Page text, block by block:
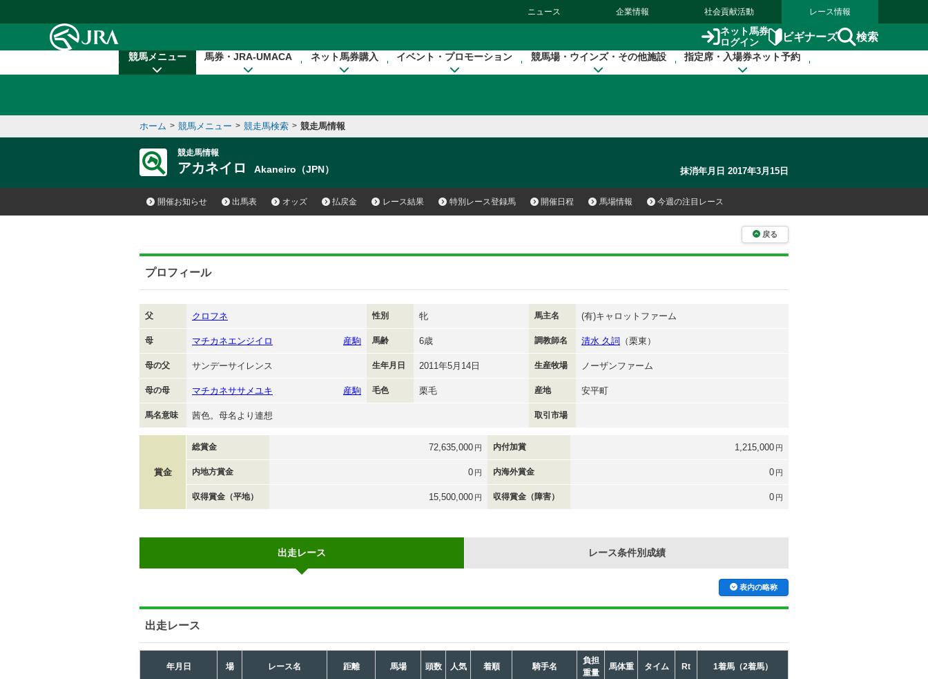
ニュース 企業情報 社会貢献活動 レース情報
ネット馬券
ログイン
ビギナーズ 検索
競馬メニュー 馬券・JRA-UMACA ネット馬券購入 イベント・プロモーション 競馬場・ウインズ・その他施設 指定席・入場券ネット予約
ホーム > 競馬メニュー > 競走馬検索 > 競走馬情報
競走馬情報
アカネイロ Akaneiro（JPN） 抹消年月日 2017年3月15日
開催お知らせ 出馬表 オッズ 払戻金 レース結果 特別レース登録馬 開催日程 馬場情報 今週の注目レース
戻る
プロフィール
父 クロフネ 性別 牝 馬主名 (有)キャロットファーム
母 マチカネエンジイロ 産駒 馬齢 6歳 調教師名 清水 久詞 （栗東）
母の父 サンデーサイレンス 生年月日 2011年5月14日 生産牧場 ノーザンファーム
母の母 マチカネササメユキ 産駒 毛色 栗毛 産地 安平町
馬名意味 茜色。母名より連想 取引市場
賞金
総賞金 72,635,000 円 内付加賞 1,215,000 円
内地方賞金 0 円 内海外賞金 0 円
収得賞金（平地） 15,500,000 円 収得賞金（障害） 0 円
出走レース レース条件別成績
表内の略称
出走レース
年月日 場 レース名 距離 馬場 頭数 人気 着順 騎手名
負担
重量
馬体重 タイム Rt 1着馬（2着馬）